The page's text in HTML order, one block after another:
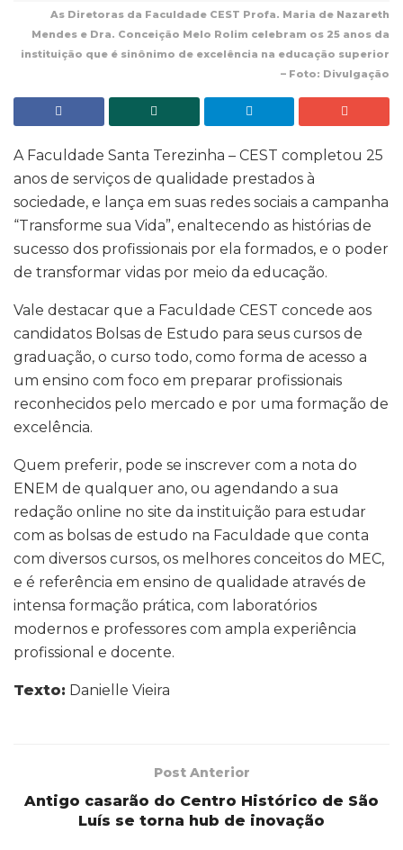
As Diretoras da Faculdade CEST Profa. Maria de Nazareth
Mendes e Dra. Conceição Melo Rolim celebram os 25 anos da
instituição que é sinônimo de excelência na educação superior
– Foto: Divulgação
A Faculdade Santa Terezinha – CEST completou 25
anos de serviços de qualidade prestados à
sociedade, e lança em suas redes sociais a campanha
“Transforme sua Vida”, enaltecendo as histórias de
sucesso dos profissionais por ela formados, e o poder
de transformar vidas por meio da educação.
Vale destacar que a Faculdade CEST concede aos
candidatos Bolsas de Estudo para seus cursos de
graduação, o curso todo, como forma de acesso a
um ensino com foco em preparar profissionais
reconhecidos pelo mercado e por uma formação de
excelência.
Quem preferir, pode se inscrever com a nota do
ENEM de qualquer ano, ou agendando a sua
redação online no site da instituição para estudar
com as bolsas de estudo na Faculdade que conta
com diversos cursos, os melhores conceitos do MEC,
e é referência em ensino de qualidade através de
intensa formação prática, com laboratórios
modernos e professores com ampla experiência
profissional e docente.
Texto: Danielle Vieira
Post Anterior
Antigo casarão do Centro Histórico de São
Luís se torna hub de inovação